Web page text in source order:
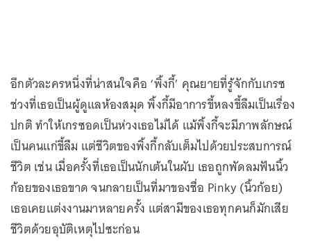
อีกตัวละครหนึ่งที่น่าสนใจคือ ‘พิ้งกี้’ คุณยายที่รู้จักกับเกรซ
ช่วงที่เธอเป็นผู้ดูแลห้องสมุด พิ้งกี้มีอาการขี้หลงขี้ลืมเป็นเรื่อง
ปกติ ทำให้เกรซอดเป็นห่วงเธอไม่ได้ แม้พิ้งกี้จะมีภาพลักษณ์
เป็นคนแก่ขี้ลืม แต่ชีวิตของพิ้งกี้กลับเต็มไปด้วยประสบการณ์
ชีวิต เช่น เมื่อครั้งที่เธอเป็นนักเต้นในผับ เธอถูกพัดลมฟันนิ้ว
ก้อยของเธอขาด จนกลายเป็นที่มาของชื่อ Pinky (นิ้วก้อย)
เธอเคยแต่งงานมาหลายครั้ง แต่สามีของเธอทุกคนก็มักเสีย
ชีวิตด้วยอุบัติเหตุไปซะก่อน